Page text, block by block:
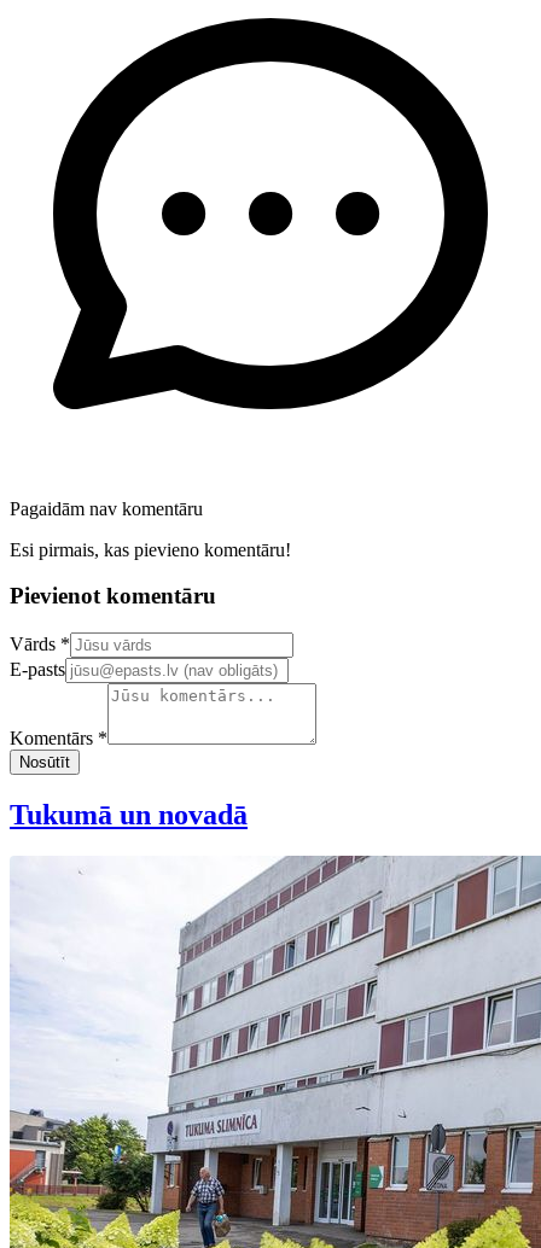
Pagaidām nav komentāru
Esi pirmais, kas pievieno komentāru!
Pievienot komentāru
Confirm your email address
Vārds *
E-pasts
Komentārs *
Nosūtīt
Tukumā un novadā